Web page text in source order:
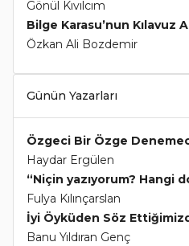
Gönül Kıvılcım
Bilge Karasu’nun Kılavuz
Özkan Ali Bozdemir
Günün Yazarları
Özgeci Bir Özge
Haydar Ergülen
“Niçin yazıyorum? Hangi
Fulya Kılınçarslan
İyi Öyküden Söz
Banu Yıldıran Genç